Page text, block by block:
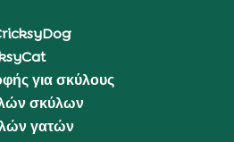
για σκύλους
σκύλων
γατών